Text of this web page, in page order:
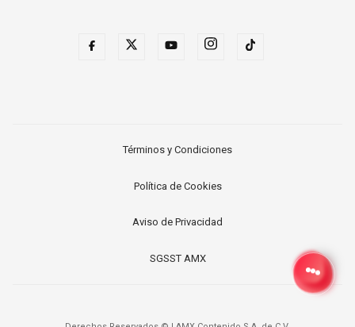
Términos y Condiciones
Política de Cookies
Aviso de Privacidad
SGSST AMX